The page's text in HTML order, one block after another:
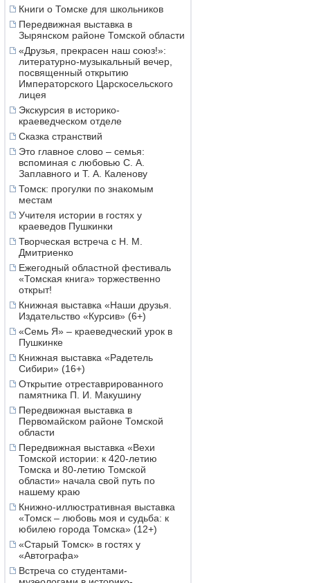
Книги о Томске для школьников
Передвижная выставка в
Зырянском районе Томской области
«Друзья, прекрасен наш союз!»:
литературно-музыкальный вечер,
посвященный открытию
Императорского Царскосельского
лицея
Экскурсия в историко-
краеведческом отделе
Сказка странствий
Это главное слово – семья:
вспоминая с любовью С. А.
Заплавного и Т. А. Каленову
Томск: прогулки по знакомым
местам
Учителя истории в гостях у
краеведов Пушкинки
Творческая встреча с Н. М.
Дмитриенко
Ежегодный областной фестиваль
«Томская книга» торжественно
открыт!
Книжная выставка «Наши друзья.
Издательство «Курсив» (6+)
«Семь Я» – краеведческий урок в
Пушкинке
Книжная выставка «Радетель
Сибири» (16+)
Открытие отреставрированного
памятника П. И. Макушину
Передвижная выставка в
Первомайском районе Томской
области
Передвижная выставка «Вехи
Томской истории: к 420-летию
Томска и 80-летию Томской
области» начала свой путь по
нашему краю
Книжно-иллюстративная выставка
«Томск – любовь моя и судьба: к
юбилею города Томска» (12+)
«Старый Томск» в гостях у
«Автографа»
Встреча со студентами-